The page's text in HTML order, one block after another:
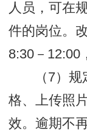
人员，可在
件的岗位。
8:30－12:00
（7）
格、上传照
效。逾期不